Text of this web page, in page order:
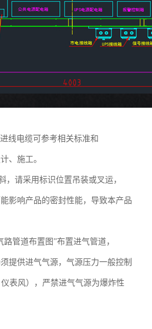
线电缆可参考相关标准和
、施工。
请采用标识位置吊装或叉运，
影响产品的密封性能，导致本产品
管道布置图”布置进气管道，
提供进气气源，气源压力一般控制
表风），严禁进气气源为爆炸性